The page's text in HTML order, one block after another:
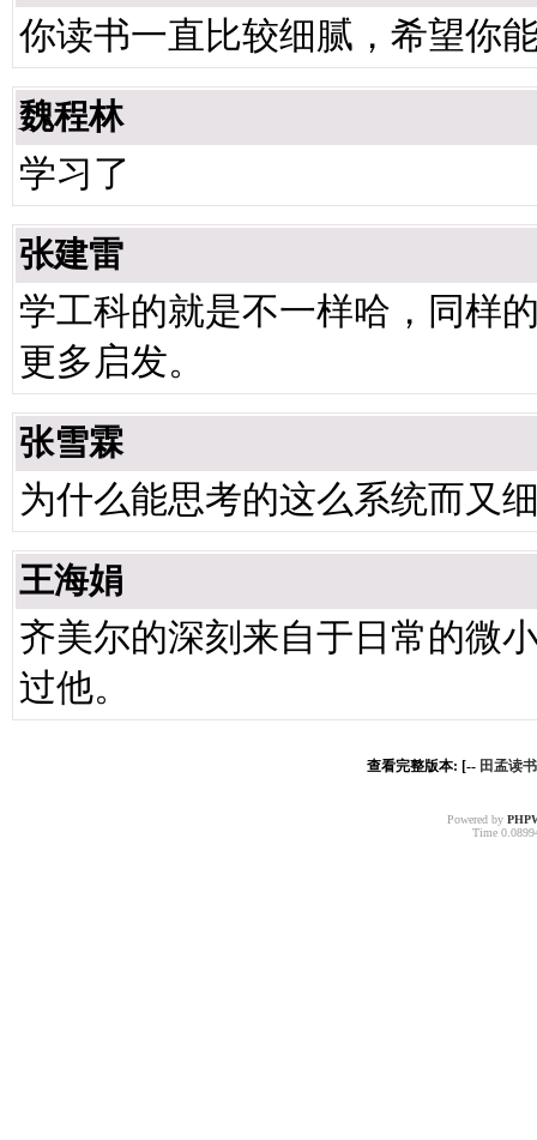
你读书一直比较细腻，希望你
魏程林
学习了
张建雷
学工科的就是不一样哈，同样
更多启发。
张雪霖
为什么能思考的这么系统而又
王海娟
齐美尔的深刻来自于日常的微
过他。
查看完整版本: [-- 田孟读
Powered by
Time